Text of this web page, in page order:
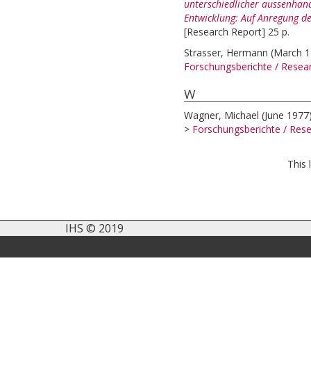
unterschiedlicher
Entwicklung: Auf Anregung
[Research Report] 25 p.
Strasser, Hermann (March
Forschungsberichte /
W
Wagner, Michael (June
> Forschungsberichte /
This
IHS © 2019